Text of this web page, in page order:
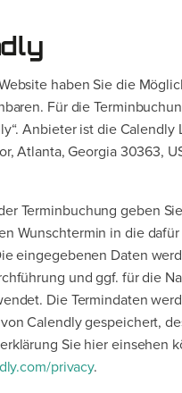
haben Sie die
Für die
Anbieter ist die Calendly
Atlanta, Georgia 30363,
Terminbuchung geben
Wunschtermin in die
eingegebenen Daten
und ggf. für die
Die Termindaten
Calendly gespeichert,
Sie hier einsehen
privacy.